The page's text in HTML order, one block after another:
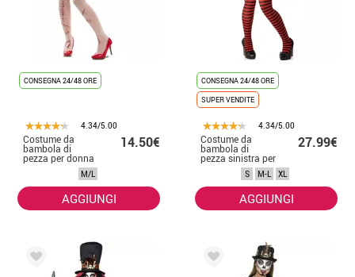
CONSEGNA 24/48 ORE
4.34/5.00
Costume da
bambola di
pezza per donna
14.50€
M/L
AGGIUNGI
CONSEGNA 24/48 ORE
SUPER VENDITE
4.34/5.00
Costume da
bambola di
pezza sinistra per
donna
27.99€
S M-L XL
AGGIUNGI